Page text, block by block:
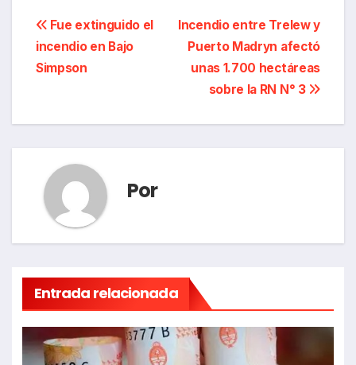
Navegación
de
Incendio entre Trelew y
Puerto Madryn afectó
unas 1.700 hectáreas
sobre la RN N° 3
Fue extinguido el
incendio en Bajo
Simpson
Por
Entrada relacionada